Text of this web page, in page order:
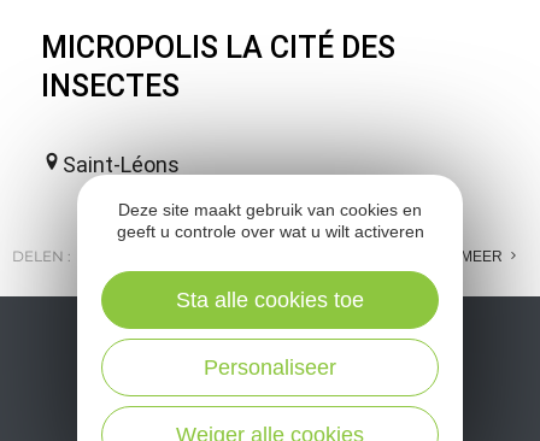
MICROPOLIS LA CITÉ DES
INSECTES
Saint-Léons
DELEN : MEER
Deze site maakt gebruik van cookies en
geeft u controle over wat u wilt activeren
Weiger alle cookies
Personaliseer
Sta alle cookies toe